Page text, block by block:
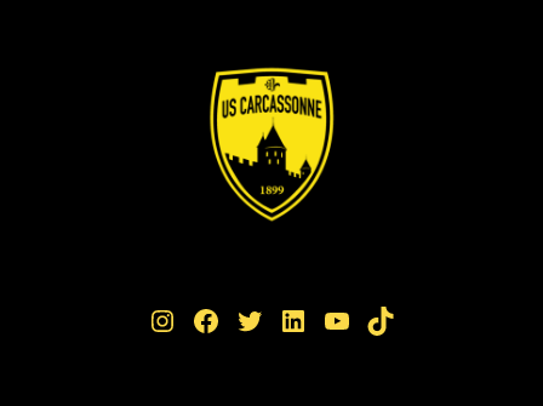
Instagram Facebook Twitter LinkedIn YouTube TikTok